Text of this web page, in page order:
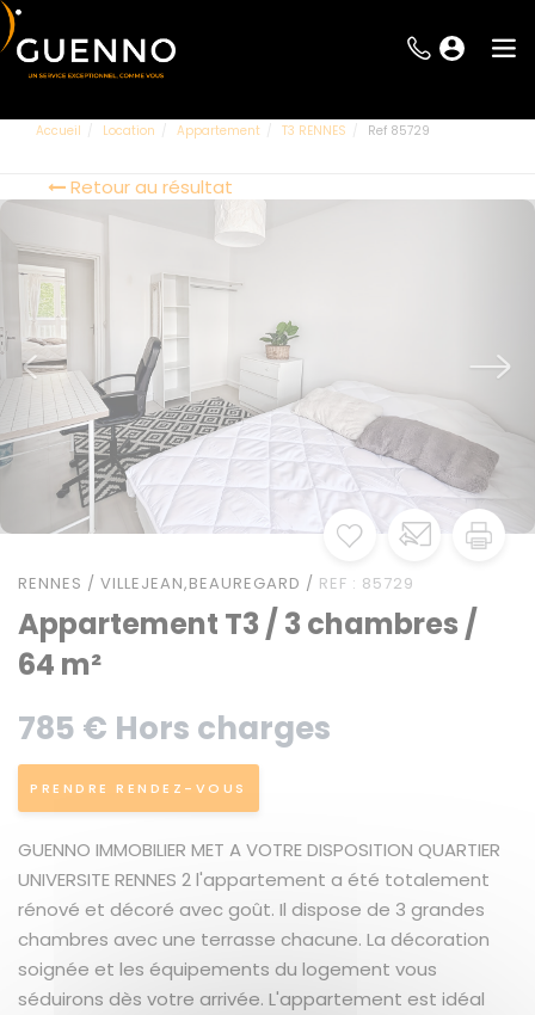
Accueil Location Appartement T3 RENNES Ref 85729
Retour au résultat
RENNES / VILLEJEAN,BEAUREGARD / REF : 85729
Appartement T3 / 3 chambres /
64 m²
785 € Hors charges
PRENDRE RENDEZ-VOUS
GUENNO IMMOBILIER MET A VOTRE DISPOSITION QUARTIER
UNIVERSITE RENNES 2 l'appartement a été totalement
rénové et décoré avec goût. Il dispose de 3 grandes
chambres avec une terrasse chacune. La décoration
soignée et les équipements du logement vous
séduirons dès votre arrivée. L'appartement est idéal